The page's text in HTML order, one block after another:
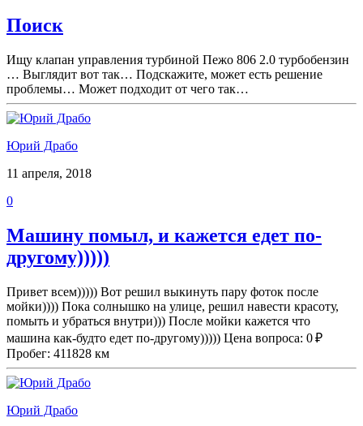
Поиск
Ищу клапан управления турбиной Пежо 806 2.0 турбобензин
… Выглядит вот так… Подскажите, может есть решение
проблемы… Может подходит от чего так…
Юрий Драбо
11 апреля, 2018
0
Машину помыл, и кажется едет по-
другому)))))
Привет всем))))) Вот решил выкинуть пару фоток после
мойки)))) Пока солнышко на улице, решил навести красоту,
помыть и убраться внутри))) После мойки кажется что
машина как-будто едет по-другому))))) Цена вопроса: 0 ₽
Пробег: 411828 км
Юрий Драбо